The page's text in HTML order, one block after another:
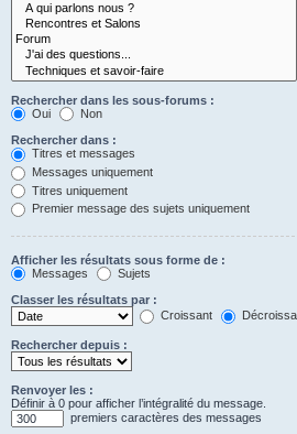
Rechercher dans les sous-forums :
Oui
Non
Rechercher dans :
Titres et messages
Messages uniquement
Titres uniquement
Premier message des sujets uniquement
Afficher les résultats sous forme de :
Messages
Sujets
Classer les résultats par :
Croissant
Rechercher depuis :
Renvoyer les :
Définir à 0 pour afficher l’intégralité du message.
premiers caractères des messages